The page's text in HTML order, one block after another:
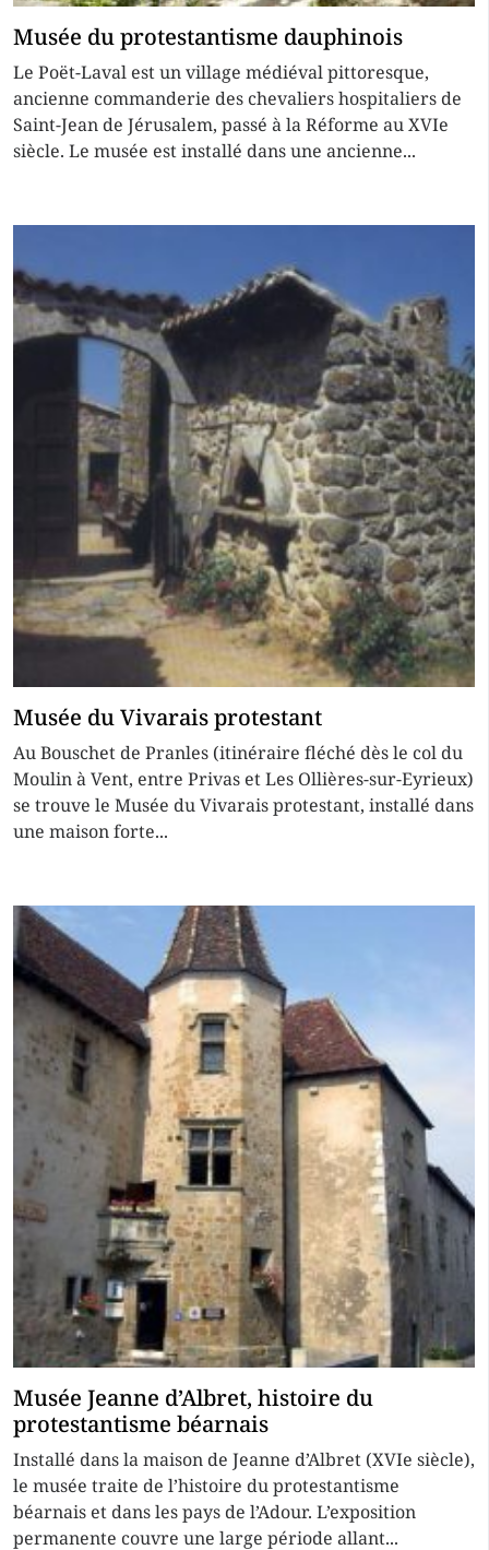
Musée du protestantisme dauphinois
Le Poët-Laval est un village médiéval pittoresque,
ancienne commanderie des chevaliers hospitaliers de
Saint-Jean de Jérusalem, passé à la Réforme au XVIe
siècle. Le musée est installé dans une ancienne...
Musée du Vivarais protestant
Au Bouschet de Pranles (itinéraire fléché dès le col du
Moulin à Vent, entre Privas et Les Ollières-sur-Eyrieux)
se trouve le Musée du Vivarais protestant, installé dans
une maison forte...
Musée Jeanne d’Albret, histoire du
protestantisme béarnais
Installé dans la maison de Jeanne d’Albret (XVIe siècle),
le musée traite de l’histoire du protestantisme
béarnais et dans les pays de l’Adour. L’exposition
permanente couvre une large période allant...